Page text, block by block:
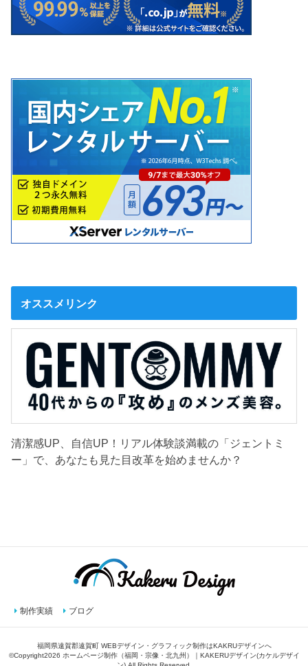
オススメリンク
清潔感UP、自信UP！リアル体験談満載の「ジェントミ
ー」で、あなたも見た目改革を始めませんか？
制作実績 ブログ
福岡県遠賀郡遠賀町 WEBデザイン・グラフィック制作はKAKRUデザインへ
©Copyright2026 ホームページ制作（福岡・宗像・北九州）｜KAKERUデザイン(カケルデザイ